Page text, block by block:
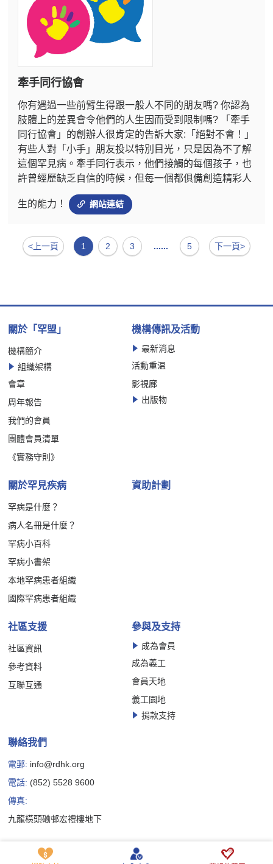
牽手同行協會
你有遇過一些前臂生得跟一般人不同的朋友嗎? 你認為
肢體上的差異會令他們的人生因而受到限制嗎? 「牽手
同行協會」的創辦人很肯定的告訴大家:「絕對不會！」
有些人對「小手」朋友投以特別目光，只是因為不了解
這個罕見病。牽手同行表示，他們接觸的每個孩子，也
許曾經歷缺乏自信的時候，但每一個都俱備創造精彩人
生的能力！ 網站連結
<上一頁 1 2 3 ...... 5 下一頁>
關於「罕盟」
機構簡介
組織架構
會章
周年報告
我們的會員
團體會員清單
《實務守則》
機構傳訊及活動
最新消息
活動重温
影視廊
出版物
關於罕見疾病
罕病是什麼？
病人名冊是什麼？
罕病小百科
罕病小書架
本地罕病患者組織
國際罕病患者組織
資助計劃
社區支援
社區資訊
參考資料
互聯互通
參與及支持
成為會員
成為義工
會員天地
義工園地
捐款支持
聯絡我們
電郵: info@rdhk.org
電話: (852) 5528 9600
傳真:
九龍橫頭磡邨宏禮樓地下
Copyright © 香港罕見疾病聯盟有限公司版權所有
私隱政策聲明
Cookie 政策聲明